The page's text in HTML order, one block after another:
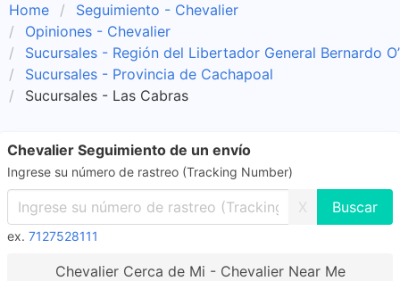
Home
Seguimiento - Chevalier
Opiniones - Chevalier
Sucursales - Región del Libertador General Bernardo
Sucursales - Provincia de Cachapoal
Sucursales - Las Cabras
Chevalier Seguimiento de un envío
Ingrese su número de rastreo (Tracking Number)
X
ex. 7127528111
Chevalier Cerca de Mi - Chevalier Near Me